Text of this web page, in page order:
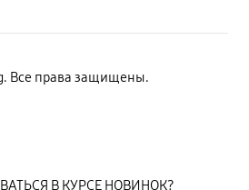
Все права защищены.
В КУРСЕ НОВИНОК?